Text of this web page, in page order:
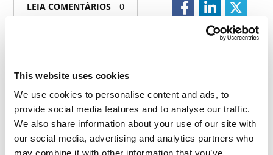
This website uses cookies
We use cookies to personalise content and ads, to
provide social media features and to analyse our traffic.
We also share information about your use of our site with
our social media, advertising and analytics partners who
may combine it with other information that you’ve
LEIA COMENTÁRIOS 0